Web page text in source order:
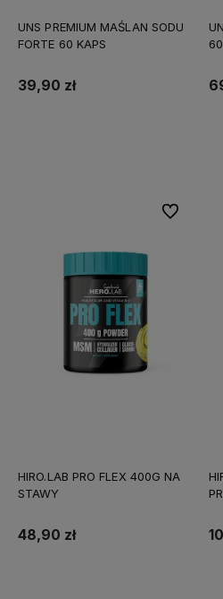
UNS PREMIUM MAŚLAN SODU
FORTE 60 KAPS
39,90 zł
HIRO.LAB PRO FLEX 400G NA
STAWY
48,90 zł
Do